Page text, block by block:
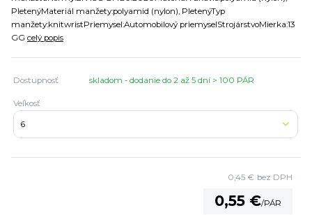
PletenýMateriál manžety:polyamid (nylon), PletenýTyp
manžety:knitwristPriemysel:Automobilový priemyselStrojárstvoMierka:13
GG celý popis
Dostupnosť skladom - dodanie do 2 až 5 dní > 100 PÁR
Veľkosť
0,55 €/PÁR
0,45 € bez DPH